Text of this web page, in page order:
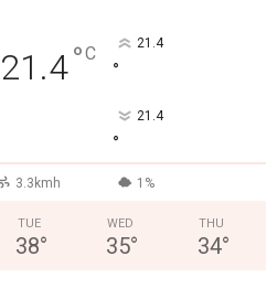
21.4°C 21.4
°
21.4
°
3.3kmh 1%
TUE
38°
WED
35°
THU
34°